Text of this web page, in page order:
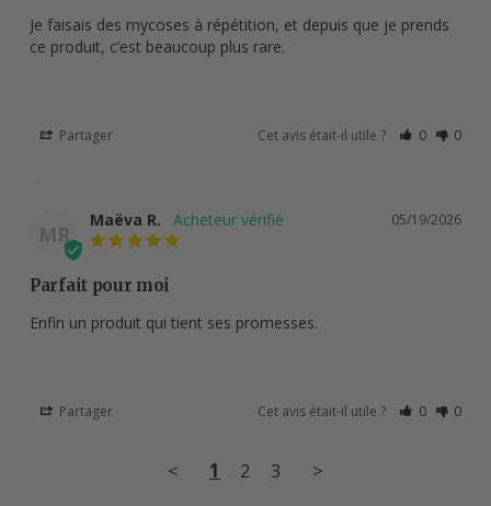
Je faisais des mycoses à répétition, et depuis que je prends
ce produit, c’est beaucoup plus rare.
Partager Cet avis était-il utile ? 0 0
MR
05/19/2026
Maëva R.
Parfait pour moi
Enfin un produit qui tient ses promesses.
Partager Cet avis était-il utile ? 0 0
< 1 2 3 >